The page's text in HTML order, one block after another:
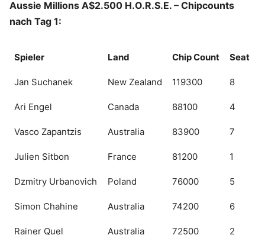
Aussie Millions A$2.500 H.O.R.S.E. – Chipcounts
nach Tag 1:
Spieler Land Chip Count Seat
Jan Suchanek New Zealand 119300 8
Ari Engel Canada 88100 4
Vasco Zapantzis Australia 83900 7
Julien Sitbon France 81200 1
Dzmitry Urbanovich Poland 76000 5
Simon Chahine Australia 74200 6
Rainer Quel Australia 72500 2